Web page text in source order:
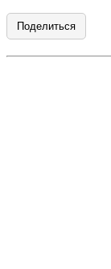
Поделиться